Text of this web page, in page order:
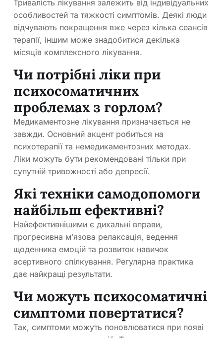
Тривалість лікування залежить від індивідуальних
особливостей та тяжкості симптомів. Деякі люди
відчувають покращення вже через кілька сеансів
терапії, іншим може знадобитися декілька
місяців комплексного лікування.
Чи потрібні ліки при
психосоматичних
проблемах з горлом?
Медикаментозне лікування призначається не
завжди. Основний акцент робиться на
психотерапії та немедикаментозних методах.
Ліки можуть бути рекомендовані тільки при
супутній тривожності або депресії.
Які техніки самодопомоги
найбільш ефективні?
Найефективнішими є дихальні вправи,
прогресивна м’язова релаксація, ведення
щоденника емоцій та розвиток навичок
асертивного спілкування. Регулярна практика
дає найкращі результати.
Чи можуть психосоматичні
симптоми повертатися?
Так, симптоми можуть поновлюватися при появі